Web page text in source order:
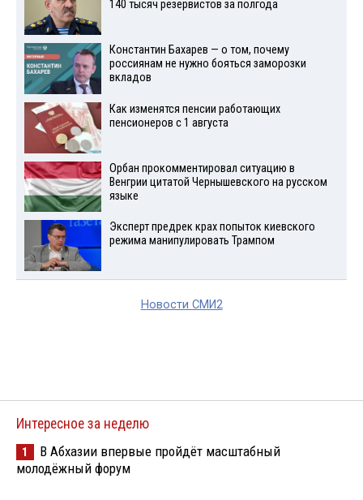
140 тысяч резервистов за полгода
Константин Бахарев — о том, почему
россиянам не нужно бояться заморозки
вкладов
Как изменятся пенсии работающих
пенсионеров с 1 августа
Орбан прокомментировал ситуацию в
Венгрии цитатой Чернышевского на русском
языке
Эксперт предрек крах попыток киевского
режима манипулировать Трампом
Новости СМИ2
Интересное за неделю
1
В Абхазии впервые пройдёт масштабный
молодёжный форум